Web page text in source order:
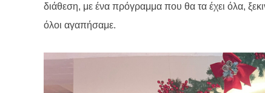
διάθεση, με ένα πρόγραμμα που θα τα έχει όλα,
όλοι αγαπήσαμε.